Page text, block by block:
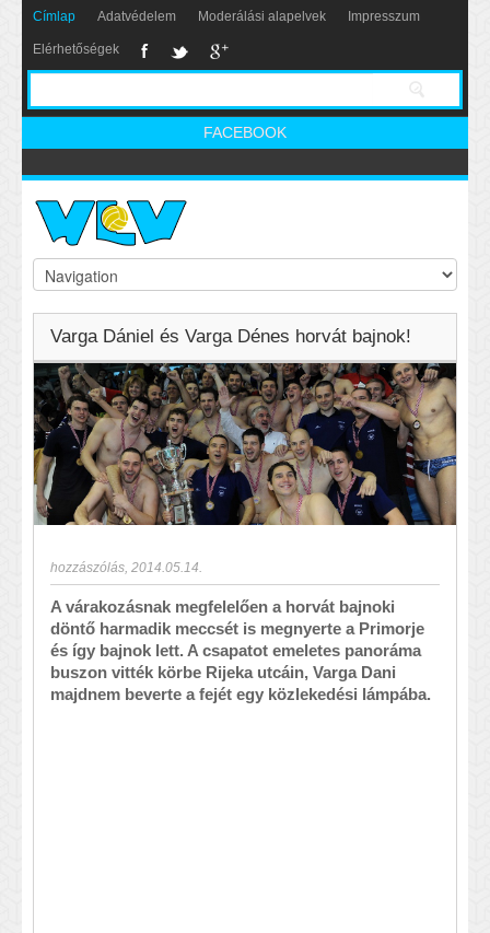
Címlap Adatvédelem Moderálási alapelvek Impresszum
Elérhetőségek
FACEBOOK
Varga Dániel és Varga Dénes horvát bajnok!
hozzászólás, 2014.05.14.
A várakozásnak megfelelően a horvát bajnoki
döntő harmadik meccsét is megnyerte a Primorje
és így bajnok lett. A csapatot emeletes panoráma
buszon vitték körbe Rijeka utcáin, Varga Dani
majdnem beverte a fejét egy közlekedési lámpába.